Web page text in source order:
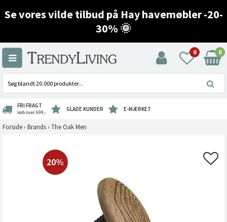
Se vores vilde tilbud på Hay havemøbler -20-
30% 🌞
0 0
FRI FRAGT
køb over 699,- GLADE KUNDER E-MÆRKET
Forside › Brands › The Oak Men
20%